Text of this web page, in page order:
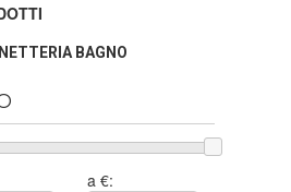
BAGNO
a €: